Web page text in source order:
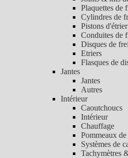
Plaquettes de
Cylindres de
Pistons d'étrier
Conduites de
Disques de
Etriers
Flasques de
Jantes
Jantes
Autres
Intérieur
Caoutchoucs
Intérieur
Chauffage
Pommeaux
Systèmes de
Tachymètres